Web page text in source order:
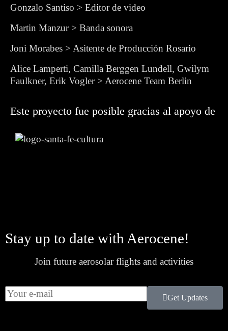
Gonzalo Santiso > Editor de video
Martin Manzur > Banda sonora
Joni Morabes > Asitente de Producción Rosario
Alice Lamperti, Camilla Berggen Lundell, Gwilym
Faulkner, Erik Vogler > Aerocene Team Berlin
Este proyecto fue posible gracias al apoyo de
Stay up to date with Aerocene!
Join future aerosolar flights and activities
Get Updates